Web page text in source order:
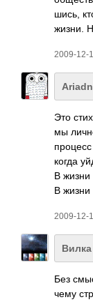
шись,
жизни.
2009-12-
Это
мы
когда
В жизни
В жизни
2009-12-
Вилка
Без
чему